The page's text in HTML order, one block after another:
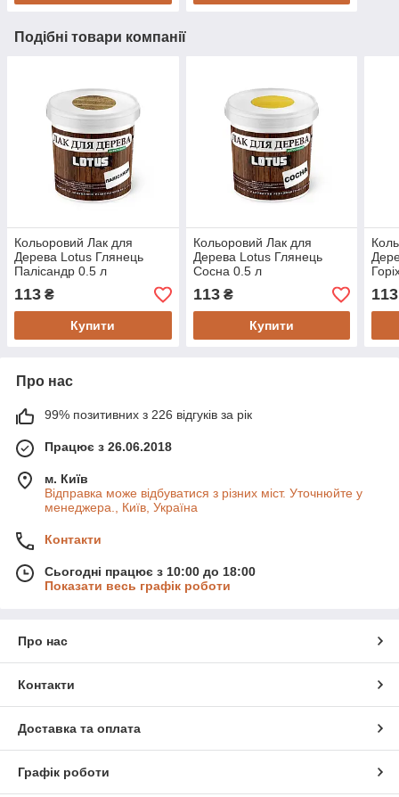
Подібні товари компанії
Кольоровий Лак для
Дерева Lotus Глянець
Палісандр 0.5 л
113 ₴
Купити
Кольоровий Лак для
Дерева Lotus Глянець
Сосна 0.5 л
113₴
Купити
113
Про нас
99% позитивних з 226 відгуків за рік
Працює з 26.06.2018
м. Київ
Відправка може відбуватися з різних міст. Уточнюйте у
менеджера., Київ, Україна
Контакти
Сьогодні працює з 10:00 до 18:00
Показати весь графік роботи
Про нас
Контакти
Доставка та оплата
Графік роботи